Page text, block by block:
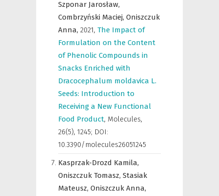
Szponar Jarosław,
Combrzyński Maciej, Oniszczuk
Anna, 2021, The Impact of
Formulation on the Content
of Phenolic Compounds in
Snacks Enriched with
Dracocephalum moldavica L.
Seeds: Introduction to
Receiving a New Functional
Food Product, Molecules,
26(5), 1245; DOI:
10.3390/molecules26051245
Kasprzak-Drozd Kamila,
Oniszczuk Tomasz, Stasiak
Mateusz, Oniszczuk Anna,